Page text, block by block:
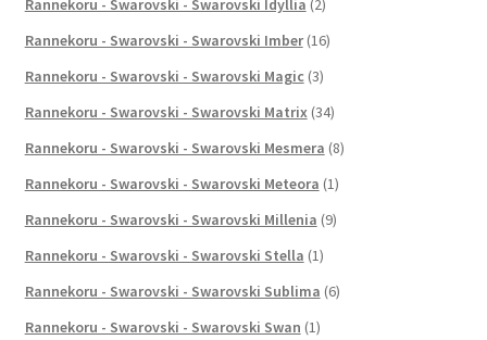
Rannekoru - Swarovski - Swarovski Idyllia (2)
Rannekoru - Swarovski - Swarovski Imber (16)
Rannekoru - Swarovski - Swarovski Magic (3)
Rannekoru - Swarovski - Swarovski Matrix (34)
Rannekoru - Swarovski - Swarovski Mesmera (8)
Rannekoru - Swarovski - Swarovski Meteora (1)
Rannekoru - Swarovski - Swarovski Millenia (9)
Rannekoru - Swarovski - Swarovski Stella (1)
Rannekoru - Swarovski - Swarovski Sublima (6)
Rannekoru - Swarovski - Swarovski Swan (1)